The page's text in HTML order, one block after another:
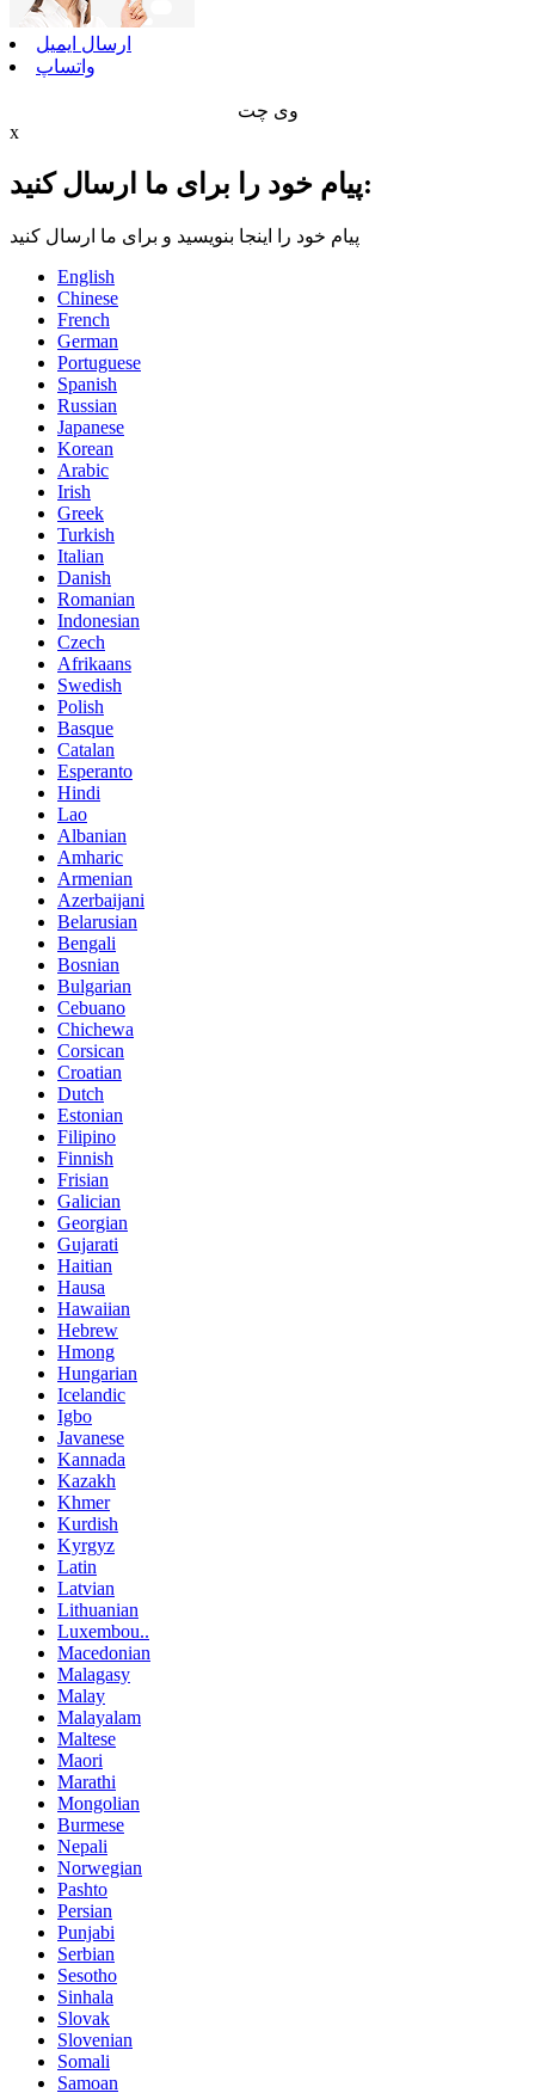
ارسال ایمیل
واتساپ
وی چت
x
پیام خود را برای ما ارسال کنید:
پیام خود را اینجا بنویسید و برای ما ارسال کنید
English
Chinese
French
German
Portuguese
Spanish
Russian
Japanese
Korean
Arabic
Irish
Greek
Turkish
Italian
Danish
Romanian
Indonesian
Czech
Afrikaans
Swedish
Polish
Basque
Catalan
Esperanto
Hindi
Lao
Albanian
Amharic
Armenian
Azerbaijani
Belarusian
Bengali
Bosnian
Bulgarian
Cebuano
Chichewa
Corsican
Croatian
Dutch
Estonian
Filipino
Finnish
Frisian
Galician
Georgian
Gujarati
Haitian
Hausa
Hawaiian
Hebrew
Hmong
Hungarian
Icelandic
Igbo
Javanese
Kannada
Kazakh
Khmer
Kurdish
Kyrgyz
Latin
Latvian
Lithuanian
Luxembou..
Macedonian
Malagasy
Malay
Malayalam
Maltese
Maori
Marathi
Mongolian
Burmese
Nepali
Norwegian
Pashto
Persian
Punjabi
Serbian
Sesotho
Sinhala
Slovak
Slovenian
Somali
Samoan